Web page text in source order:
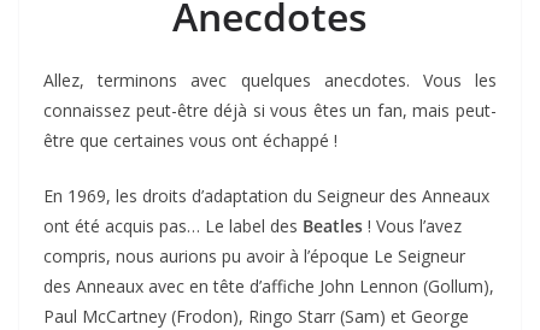
Anecdotes
Allez, terminons avec quelques anecdotes. Vous les
connaissez peut-être déjà si vous êtes un fan, mais peut-
être que certaines vous ont échappé !
En 1969, les droits d’adaptation du Seigneur des Anneaux
ont été acquis pas… Le label des Beatles ! Vous l’avez
compris, nous aurions pu avoir à l’époque Le Seigneur
des Anneaux avec en tête d’affiche John Lennon (Gollum),
Paul McCartney (Frodon), Ringo Starr (Sam) et George